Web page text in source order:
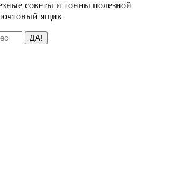
советы и тонны полезной
ящик
ДА!